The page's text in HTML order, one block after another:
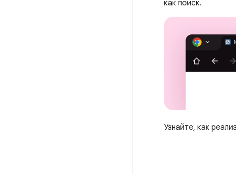
как поиск.
Узнайте, как